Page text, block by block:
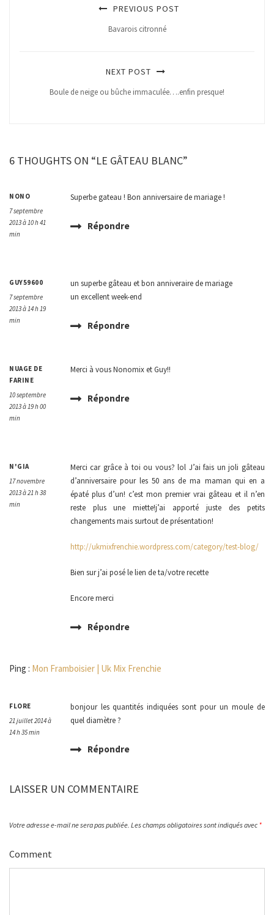
PREVIOUS POST
Bavarois citronné
NEXT POST
Boule de neige ou bûche immaculée….enfin presque!
6 THOUGHTS ON “LE GÂTEAU BLANC”
NONO
7 septembre
2013 à 10 h 41
min
Superbe gateau ! Bon anniversaire de mariage !
Répondre
GUY59600
7 septembre
2013 à 14 h 19
min
un superbe gâteau et bon anniveraire de mariage
un excellent week-end
Répondre
NUAGE DE
FARINE
10 septembre
2013 à 19 h 00
min
Merci à vous Nonomix et Guy!!
Répondre
N'GIA
17 novembre
2013 à 21 h 38
min
Merci car grâce à toi ou vous? lol J’ai fais un joli gâteau
d’anniversaire pour les 50 ans de ma maman qui en a
épaté plus d’un! c’est mon premier vrai gâteau et il n’en
reste plus une miette!j’ai apporté juste des petits
changements mais surtout de présentation!
http://ukmixfrenchie.wordpress.com/category/test-blog/
Bien sur j’ai posé le lien de ta/votre recette
Encore merci
Répondre
Ping : Mon Framboisier | Uk Mix Frenchie
FLORE
21 juillet 2014 à
14 h 35 min
bonjour les quantités indiquées sont pour un moule de
quel diamètre ?
Répondre
LAISSER UN COMMENTAIRE
Votre adresse e-mail ne sera pas publiée. Les champs obligatoires sont indiqués avec *
Comment